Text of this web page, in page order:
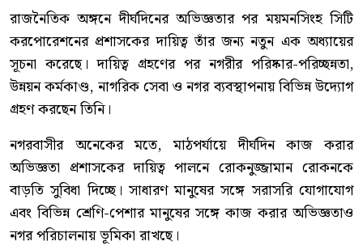
রাজনৈতিক অঙ্গনে দীর্ঘদিনের অভিজ্ঞতার পর ময়মনসিংহ সিটি
করপোরেশনের প্রশাসকের দায়িত্ব তাঁর জন্য নতুন এক অধ্যায়ের
সূচনা করেছে। দায়িত্ব গ্রহণের পর নগরীর পরিষ্কার-পরিচ্ছন্নতা,
উন্নয়ন কর্মকাণ্ড, নাগরিক সেবা ও নগর ব্যবস্থাপনায় বিভিন্ন উদ্যোগ
গ্রহণ করছেন তিনি।
নগরবাসীর অনেকের মতে, মাঠপর্যায়ে দীর্ঘদিন কাজ করার
অভিজ্ঞতা প্রশাসকের দায়িত্ব পালনে রোকনুজ্জামান রোকনকে
বাড়তি সুবিধা দিচ্ছে। সাধারণ মানুষের সঙ্গে সরাসরি যোগাযোগ
এবং বিভিন্ন শ্রেণি-পেশার মানুষের সঙ্গে কাজ করার অভিজ্ঞতাও
নগর পরিচালনায় ভূমিকা রাখছে।